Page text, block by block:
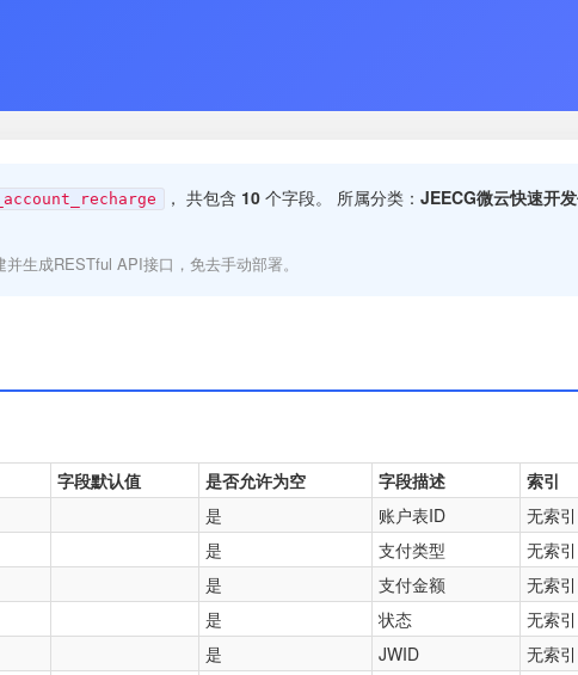
， 共包含 10 个字段。 所属分类： JEECG微云快速开
生成RESTful API接口，免去手动部署。
字段默认值 是否允许为空 字段描述 索引
是 账户表ID
无索引
是 支付类型
无索引
是 支付金额
无索引
是 状态
无索引
是 JWID
无索引